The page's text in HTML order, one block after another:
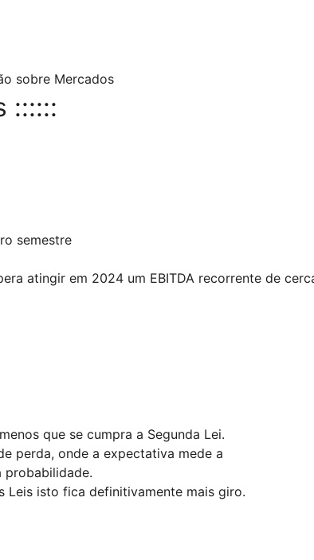
sobre Mercados
::::::
semestre
atingir em 2024 um EBITDA recorrente de
que se cumpra a Segunda Lei.
perda, onde a expectativa mede a
probabilidade.
Leis isto fica definitivamente mais giro.